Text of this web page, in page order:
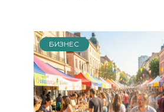
БИЗНЕС